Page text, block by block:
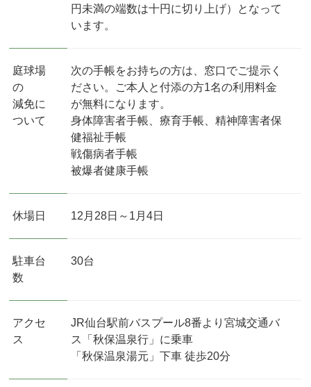
円未満の端数は十円に切り上げ）となって
います。
庭球場
の
減免に
ついて
次の手帳をお持ちの方は、窓口でご提示く
ださい。ご本人と付添の方1名の利用料金
が無料になります。
身体障害者手帳、療育手帳、精神障害者保
健福祉手帳
戦傷病者手帳
被爆者健康手帳
休場日 12月28日～1月4日
駐車台
数
30台
アクセ
ス
JR仙台駅前バスプール8番より宮城交通バ
ス「秋保温泉行」に乗車
「秋保温泉湯元」下車 徒歩20分